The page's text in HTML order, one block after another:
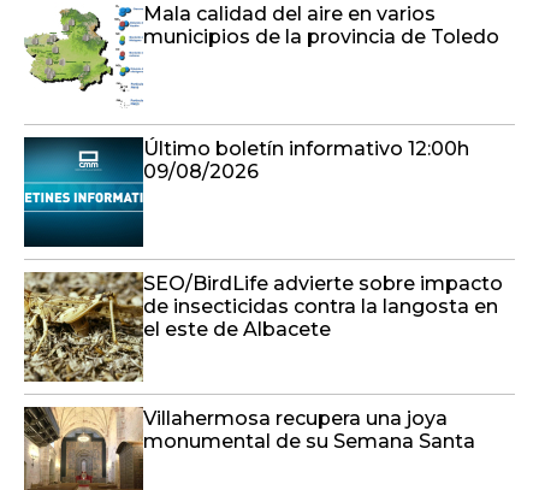
Mala calidad del aire en varios
municipios de la provincia de Toledo
Último boletín informativo 12:00h
09/08/2026
SEO/BirdLife advierte sobre impacto
de insecticidas contra la langosta en
el este de Albacete
Villahermosa recupera una joya
monumental de su Semana Santa